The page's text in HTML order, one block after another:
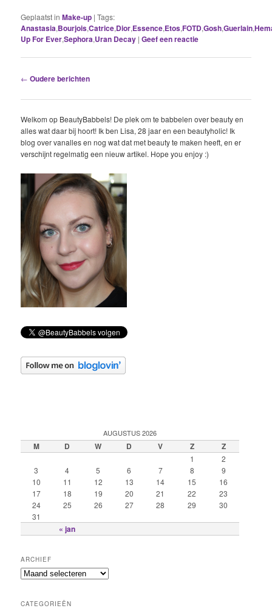
Geplaatst in Make-up |Tags:
Anastasia,Bourjois,Catrice,Dior,Essence,Etos,FOTD,Gosh,Guerlain,
Up For Ever,Sephora,Uran Decay |Geef een reactie
Berichtnavigatie
← Oudere berichten
Welkom op BeautyBabbels! De plek om te babbelen over beauty en
alles wat daar bij hoort! Ik ben Lisa, 28 jaar en een beautyholic! Ik
blog over vanalles en nog wat dat met beauty te maken heeft, en er
verschijnt regelmatig een nieuw artikel. Hope you enjoy :)
AUGUSTUS 2026
M D W D V Z Z
« jan
1
2
3
4 5 6 7 8
9
10
11 12 13 14 15
16
17
18 19 20 21 22
23
24
25 26 27 28 29
30
31
ARCHIEF
CATEGORIEËN